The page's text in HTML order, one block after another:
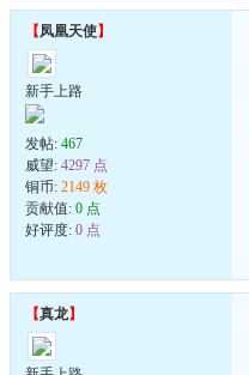
【凤凰天使】
新手上路
发帖: 467
威望: 4297 点
铜币: 2149 枚
贡献值: 0 点
好评度: 0 点
【真龙】